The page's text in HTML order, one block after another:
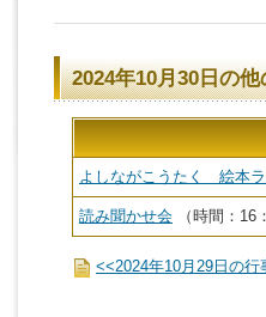
2024年10月30日の
よしながこうたく 絵本
読み聞かせ会 （時間：16
<<2024年10月29日の行